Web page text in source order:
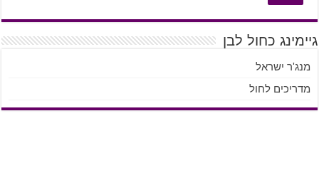
גיימינג כחול לבן
מנג'ר ישראל
מדריכים לחול